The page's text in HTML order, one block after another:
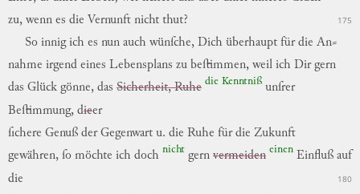
zu, wenn es die Vernunft nicht thut? 175
So innig ich es nun auch wünſche, Dich überhaupt für die An⸗
nahme irgend eines Lebensplans zu beſtimmen, weil ich Dir gern
das Glück gönne, das Sicherheit, Ruhe die Kenntniß unſrer
Beſtimmung, dieer
ſichere Genuß der Gegenwart u. die Ruhe für die Zukunft
gewähren, ſo möchte ich doch nicht gern vermeiden einen Einfluß auf
die
180